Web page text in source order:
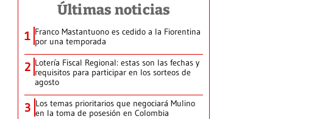
Últimas noticias
1 Franco Mastantuono es cedido a la Fiorentina
por una temporada
2 Lotería Fiscal Regional: estas son las fechas y
requisitos para participar en los sorteos de
agosto
3 Los temas prioritarios que negociará Mulino
en la toma de posesión en Colombia